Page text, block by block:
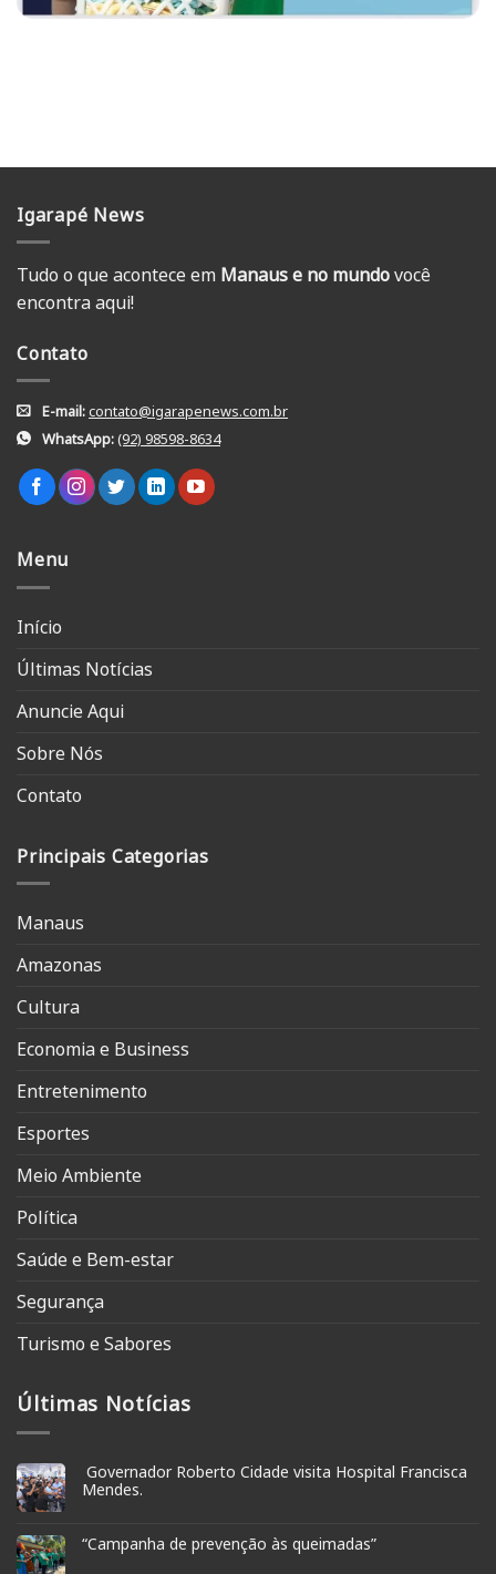
Igarapé News
Tudo o que acontece em Manaus e no mundovocê
encontra aqui!
Contato
E-mail:contato@igarapenews.com.br
WhatsApp:(92) 98598-8634
Menu
Início
Últimas Notícias
Anuncie Aqui
Sobre Nós
Contato
Principais Categorias
Manaus
Amazonas
Cultura
Economia e Business
Entretenimento
Esportes
Meio Ambiente
Política
Saúde e Bem-estar
Segurança
Turismo e Sabores
Últimas Notícias
Governador Roberto Cidade visita Hospital Francisca
Mendes.
“Campanha de prevenção às queimadas”